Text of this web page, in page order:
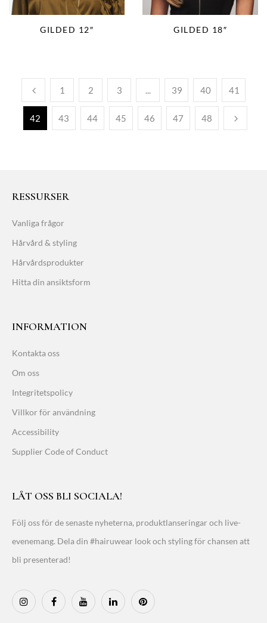
GILDED 12″ GILDED 18″
1 2 3 ... 39 40 41
42 43 44 45 46 47 48
RESSURSER
Vanliga frågor
Hårvård & styling
Hårvårdsprodukter
Hitta din ansiktsform
INFORMATION
Kontakta oss
Om oss
Integritetspolicy
Villkor för användning
Accessibility
Supplier Code of Conduct
LÅT OSS BLI SOCIALA!
Följ oss för de senaste nyheterna, produktlanseringar och live-
evenemang. Dela din #hairuwear look och styling för chansen att
bli presenterad!